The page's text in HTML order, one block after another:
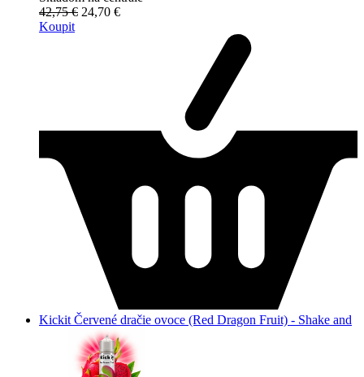
42,75 € 24,70 €
Koupit
Kickit Červené dračie ovoce (Red Dragon Fruit) - Shake and